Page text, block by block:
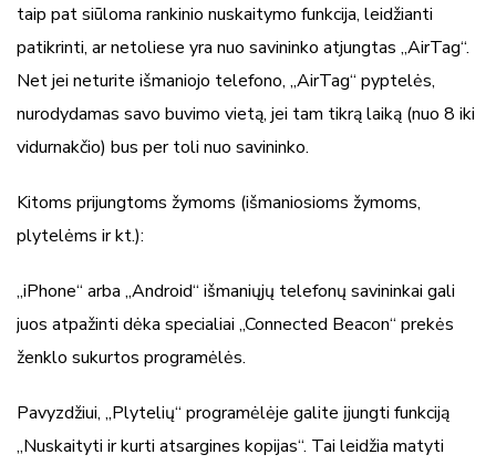
taip pat siūloma rankinio nuskaitymo funkcija, leidžianti
patikrinti, ar netoliese yra nuo savininko atjungtas „AirTag“.
Net jei neturite išmaniojo telefono, „AirTag“ pyptelės,
nurodydamas savo buvimo vietą, jei tam tikrą laiką (nuo 8 iki
vidurnakčio) bus per toli nuo savininko.
Kitoms prijungtoms žymoms (išmaniosioms žymoms,
plytelėms ir kt.):
„iPhone“ arba „Android“ išmaniųjų telefonų savininkai gali
juos atpažinti dėka specialiai „Connected Beacon“ prekės
ženklo sukurtos programėlės.
Pavyzdžiui, „Plytelių“ programėlėje galite įjungti funkciją
„Nuskaityti ir kurti atsargines kopijas“. Tai leidžia matyti